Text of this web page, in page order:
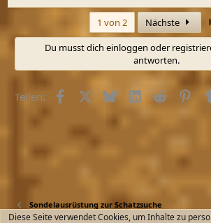
1 von 2 Nächste
Du musst dich einloggen oder
antworten.
Teilen: FacebookX (Twitter)
BlueskyLinkedInReddit
Sondelausrüstung zur Schatzsuche
Diese Seite verwendet Cookies, um Inhalte zu